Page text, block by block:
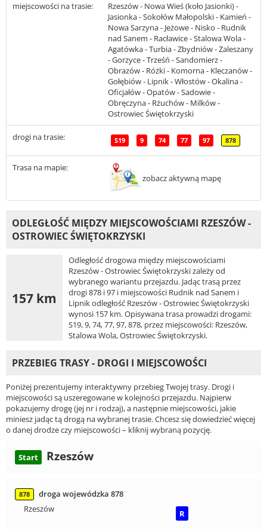
miejscowości na trasie:
Rzeszów - Nowa Wieś (koło Jasionki) -
Jasionka - Sokołów Małopolski - Kamień -
Nowa Sarzyna - Jeżowe - Nisko - Rudnik
nad Sanem - Racławice - Stalowa Wola -
Agatówka - Turbia - Zbydniów - Zaleszany
- Gorzyce - Trześń - Sandomierz -
Obrazów - Różki - Komorna - Kleczanów -
Gołębiów - Lipnik - Włostów - Okalina -
Oficjałów - Opatów - Sadowie -
Obręczyna - Rżuchów - Milków -
Ostrowiec Świętokrzyski
drogi na trasie: S19 9 74 77 97 878
Trasa na mapie:
zobacz aktywną mapę
ODLEGŁOŚĆ MIĘDZY MIEJSCOWOŚCIAMI RZESZÓW -
OSTROWIEC ŚWIĘTOKRZYSKI
157 km
Odległość drogowa między miejscowościami
Rzeszów - Ostrowiec Świętokrzyski zależy od
wybranego wariantu przejazdu. Jadąc trasą przez
drogi 878 i 97 i miejscowości Rudnik nad Sanem i
Lipnik odległość Rzeszów - Ostrowiec Świętokrzyski
wynosi 157 km. Opisywana trasa prowadzi drogami:
S19, 9, 74, 77, 97, 878, przez miejscowości: Rzeszów,
Stalowa Wola, Ostrowiec Świętokrzyski.
PRZEBIEG TRASY - DROGI I MIEJSCOWOŚCI
Poniżej prezentujemy interaktywny przebieg Twojej trasy. Drogi i
miejscowości są uszeregowane w kolejności przejazdu. Najpierw
pokazujemy drogę (jej nr i rodzaj), a następnie miejscowości, jakie
miniesz jadąc tą drogą na wybranej trasie. Chcesz się dowiedzieć więcej
o danej drodze czy miejscowości – kliknij wybraną pozycję.
Start Rzeszów
878
droga wojewódzka 878
Rzeszów
R